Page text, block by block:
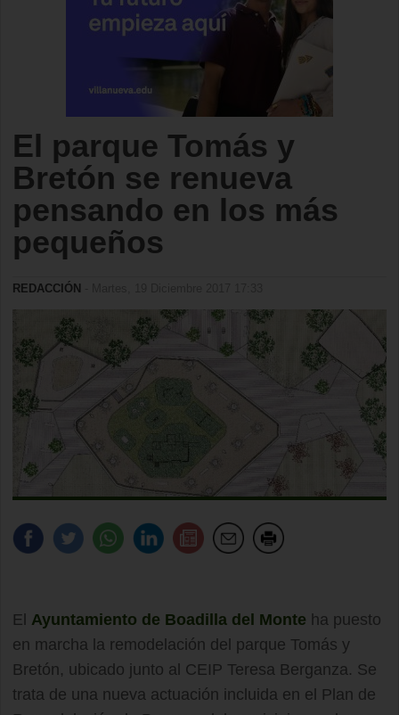
El parque Tomás y
Bretón se renueva
pensando en los más
pequeños
REDACCIÓN
El Ayuntamiento de Boadilla del Monte ha puesto
en marcha la remodelación del parque Tomás y
Bretón, ubicado junto al CEIP Teresa Berganza. Se
trata de una nueva actuación incluida en el Plan de